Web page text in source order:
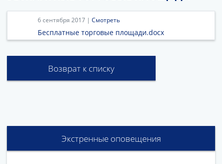
Государственный и муниципальный контроль
Публичные слушания и общественные обсуждения
6 сентября 2017 | Смотреть
Бесплатные торговые площади.docx
Возврат к списку
Экстренные оповещения